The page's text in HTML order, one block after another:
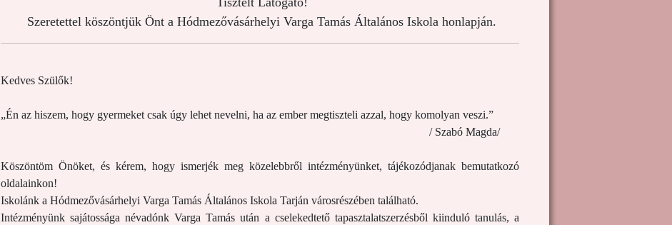
Szeretettel köszöntjük Önt a Hódmezővásárhelyi Varga Tamás Általános Iskola honlapján.
Kedves Szülők!
„Én az hiszem, hogy gyermeket csak úgy lehet nevelni, ha az ember megtiszteli azzal, hogy komolyan veszi.”
/ Szabó Magda/
Köszöntöm Önöket, és kérem, hogy ismerjék meg közelebbről intézményünket, tájékozódjanak bemutatkozó
oldalainkon!
Iskolánk a Hódmezővásárhelyi Varga Tamás Általános Iskola Tarján városrészében található.
Intézményünk sajátossága névadónk Varga Tamás után a cselekedtető tapasztalatszerzésből kiinduló tanulás, a